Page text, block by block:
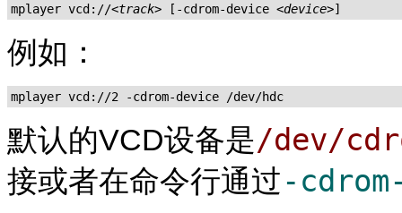
mplayer vcd://<track> [-cdrom-device <device>]
例如：
mplayer vcd://2 -cdrom-device /dev/hdc
默认的VCD设备是/dev/
接或者在命令行通过-